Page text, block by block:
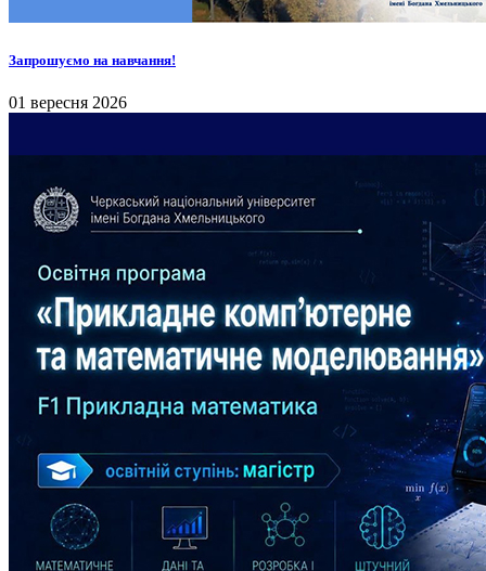
Запрошуємо на навчання!
01 вересня 2026